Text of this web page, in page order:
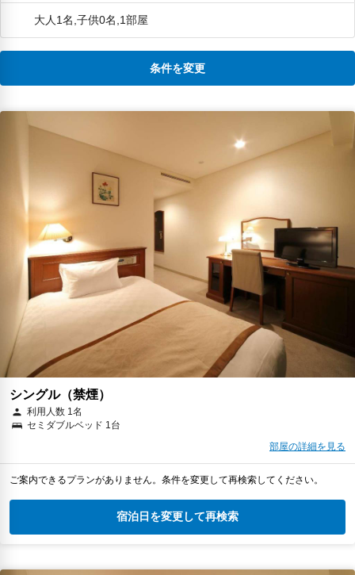
大人1名,子供0名,1部屋
条件を変更
シングル（禁煙）
利用人数 1名
セミダブルベッド 1台
部屋の詳細を見る
ご案内できるプランがありません。条件を変更して再検索してください。
宿泊日を変更して再検索